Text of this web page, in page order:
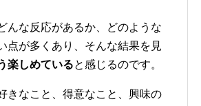
んな反応があるか、どのような
点が多くあり、そんな結果を見
楽しめていると感じるのです。
きなこと、得意なこと、興味の